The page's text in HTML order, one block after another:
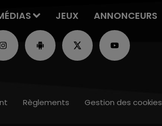
JEUX ANNONCEURS
Règlements Gestion des cookies